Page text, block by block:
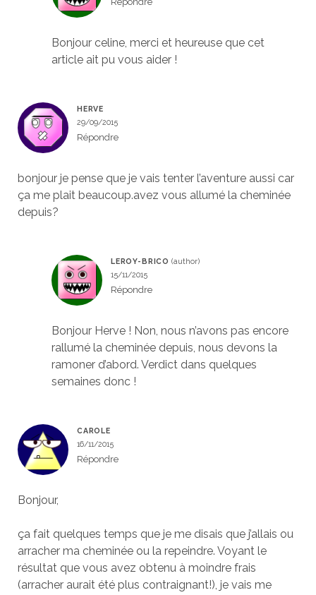
Bonjour celine, merci et heureuse que cet
article ait pu vous aider !
HERVE
29/09/2015
Répondre
bonjour je pense que je vais tenter l’aventure aussi car
ça me plait beaucoup.avez vous allumé la cheminée
depuis?
LEROY-BRICO
15/11/2015
Répondre
Bonjour Herve ! Non, nous n’avons pas encore
rallumé la cheminée depuis, nous devons la
ramoner d’abord. Verdict dans quelques
semaines donc !
CAROLE
16/11/2015
Répondre
Bonjour,
ça fait quelques temps que je me disais que j’allais ou
arracher ma cheminée ou la repeindre. Voyant le
résultat que vous avez obtenu à moindre frais
(arracher aurait été plus contraignant!), je vais me